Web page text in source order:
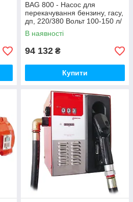
BAG 800 - Насос для
перекачування бензину, гасу,
дп, 220/380 Вольт 100-150 л/
хв
В наявності
94 132 ₴
Купити